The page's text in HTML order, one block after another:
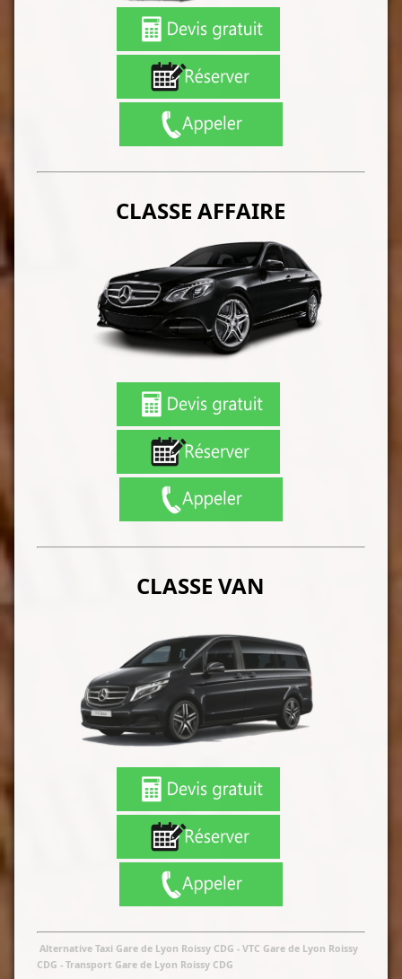
CLASSE AFFAIRE
CLASSE VAN
Alternative Taxi Gare de Lyon Roissy CDG - VTC Gare de Lyon Roissy
CDG- Transport Gare de Lyon Roissy CDG